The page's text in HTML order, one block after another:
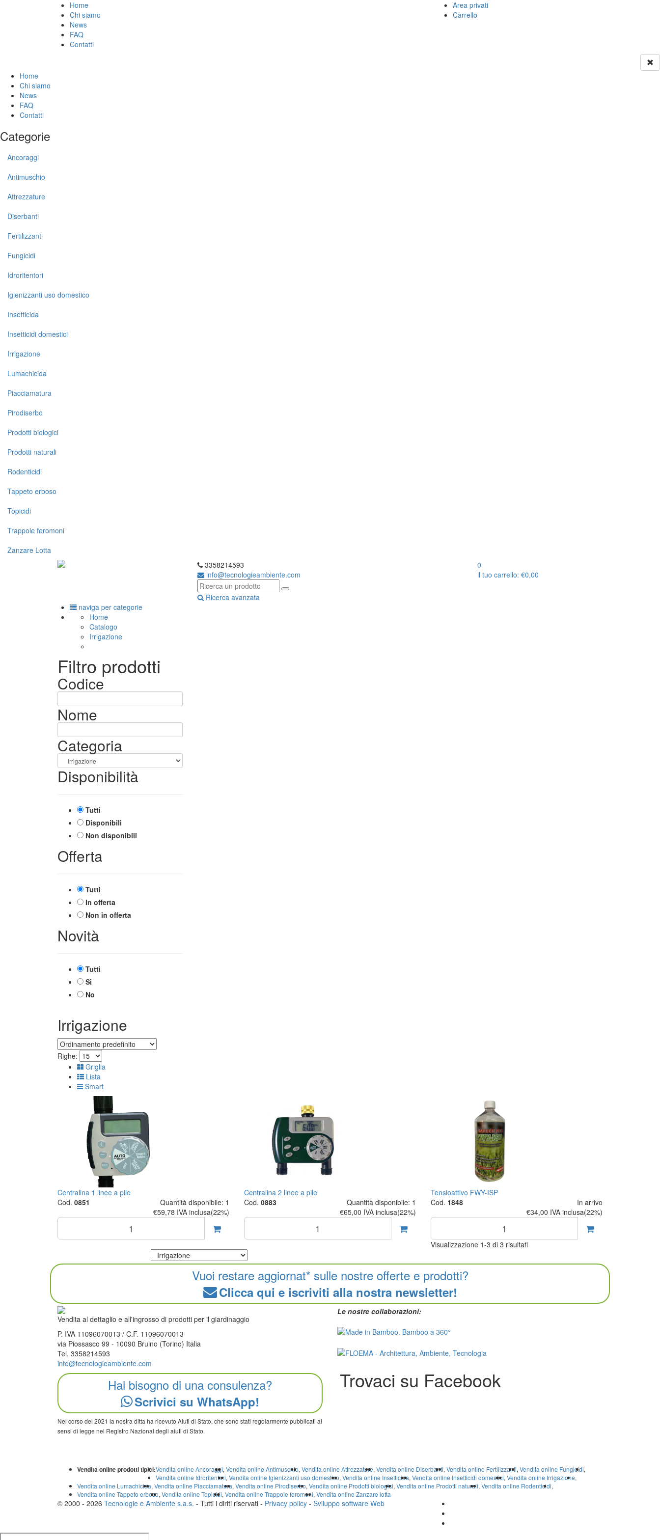
Home
Chi siamo
News
FAQ
Contatti
Area privati
Carrello
Home
Chi siamo
News
FAQ
Contatti
Categorie
Ancoraggi
Antimuschio
Attrezzature
Diserbanti
Fertilizzanti
Fungicidi
Idroritentori
Igienizzanti uso domestico
Insetticida
Insetticidi domestici
Irrigazione
Lumachicida
Piacciamatura
Pirodiserbo
Prodotti biologici
Prodotti naturali
Rodenticidi
Tappeto erboso
Topicidi
Trappole feromoni
Zanzare Lotta
3358214593
info@tecnologieambiente.com
Ricerca avanzata
0
il tuo carrello: €0,00
naviga per categorie
Home
Catalogo
Irrigazione
Filtro prodotti
Codice
Nome
Categoria
Disponibilità
Tutti
Disponibili
Non disponibili
Offerta
Tutti
In offerta
Non in offerta
Novità
Tutti
Si
No
Irrigazione
Righe:
Griglia
Lista
Smart
Centralina 1 linee a pile
Cod. 0851
Quantità disponibile: 1
€59,78 IVA inclusa(22%)
Centralina 2 linee a pile
Cod. 0883
Quantità disponibile: 1
€65,00 IVA inclusa(22%)
Tensioattivo FWY-ISP
Cod. 1848
In arrivo
€34,00 IVA inclusa(22%)
Visualizzazione 1-3 di 3 risultati
Vuoi restare aggiornat* sulle nostre offerte e prodotti?
Clicca qui e iscriviti alla nostra newsletter!
Vendita al dettaglio e all'ingrosso di prodotti per il giardinaggio
P. IVA 11096070013 / C.F. 11096070013
via Piossasco 99 - 10090 Bruino (Torino) Italia
Tel. 3358214593
info@tecnologieambiente.com
Hai bisogno di una consulenza?
Scrivici su WhatsApp!
Nel corso del 2021 la nostra ditta ha ricevuto Aiuti di Stato, che sono stati regolarmente pubblicati ai
sensi di legge nel Registro Nazional degli aiuti di Stato.
Le nostre collaborazioni:
Trovaci su Facebook
Vendita online prodotti tipici:Vendita online Ancoraggi, Vendita online Antimuschio, Vendita online Attrezzature, Vendita online Diserbanti, Vendita online Fertilizzanti, Vendita online Fungicidi,
Vendita online Idroritentori, Vendita online Igienizzanti uso domestico, Vendita online Insetticida, Vendita online Insetticidi domestici, Vendita online Irrigazione,
Vendita online Lumachicida, Vendita online Piacciamatura, Vendita online Pirodiserbo, Vendita online Prodotti biologici, Vendita online Prodotti naturali, Vendita online Rodenticidi,
Vendita online Tappeto erboso, Vendita online Topicidi, Vendita online Trappole feromoni, Vendita online Zanzare lotta
© 2000 - 2026 Tecnologie e Ambiente s.a.s. - Tutti i diriti riservati - Privacy policy - Sviluppo software Web